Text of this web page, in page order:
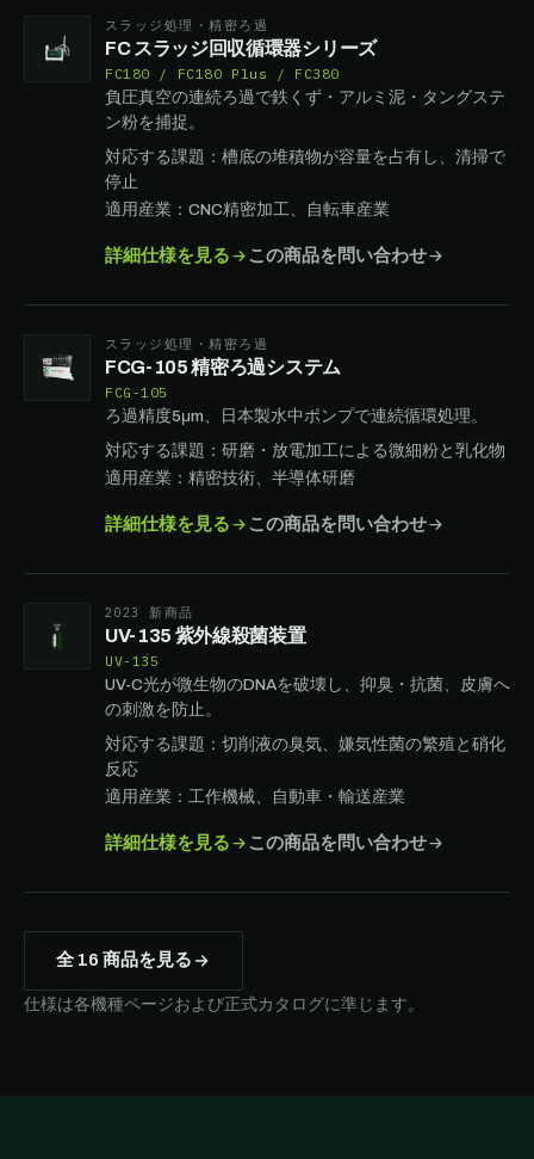
スラッジ処理・精密ろ過
FC スラッジ回収循環器シリーズ
FC180 / FC180 Plus / FC380
負圧真空の連続ろ過で鉄くず・アルミ泥・タングステ
ン粉を捕捉。
対応する課題：槽底の堆積物が容量を占有し、清掃で
停止
適用産業：CNC精密加工、自転車産業
詳細仕様を見る この商品を問い合わせ
スラッジ処理・精密ろ過
FCG-105 精密ろ過システム
FCG-105
ろ過精度5μm、日本製水中ポンプで連続循環処理。
対応する課題：研磨・放電加工による微細粉と乳化物
適用産業：精密技術、半導体研磨
詳細仕様を見る この商品を問い合わせ
2023 新商品
UV-135 紫外線殺菌装置
UV-135
UV-C光が微生物のDNAを破壊し、抑臭・抗菌、皮膚へ
の刺激を防止。
対応する課題：切削液の臭気、嫌気性菌の繁殖と硝化
反応
適用産業：工作機械、自動車・輸送産業
詳細仕様を見る この商品を問い合わせ
全 16 商品を見る
仕様は各機種ページおよび正式カタログに準じます。